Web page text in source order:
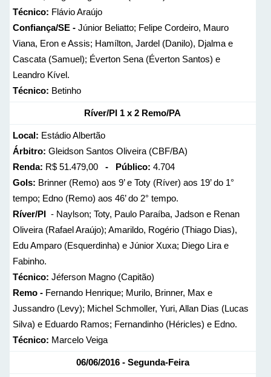
Técnico: Flávio Araújo
Confiança/SE -Júnior Beliatto; Felipe Cordeiro, Mauro
Viana, Eron e Assis; Hamílton, Jardel (Danilo), Djalma e
Cascata (Samuel); Éverton Sena (Éverton Santos) e
Leandro Kível.
Técnico: Betinho
Ríver/PI 1 x 2 Remo/PA
Local: Estádio Albertão
Árbitro: Gleidson Santos Oliveira (CBF/BA)
Renda: R$ 51.479,00 - Público: 4.704
Gols: Brinner (Remo) aos 9’ e Toty (Ríver) aos 19’ do 1°
tempo; Edno (Remo) aos 46’ do 2° tempo.
Ríver/PI - Naylson; Toty, Paulo Paraíba, Jadson e Renan
Oliveira (Rafael Araújo); Amarildo, Rogério (Thiago Dias),
Edu Amparo (Esquerdinha) e Júnior Xuxa; Diego Lira e
Fabinho.
Técnico: Jéferson Magno (Capitão)
Remo -Fernando Henrique; Murilo, Brinner, Max e
Jussandro (Levy); Michel Schmoller, Yuri, Allan Dias (Lucas
Silva) e Eduardo Ramos; Fernandinho (Héricles) e Edno.
Técnico: Marcelo Veiga
06/06/2016 - Segunda-Feira